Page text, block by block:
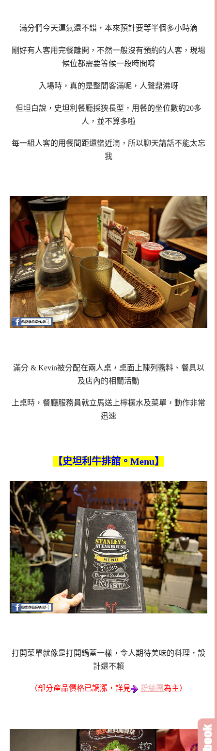
滿分們今天運氣還不錯，本來預計要等半個多小時滴
剛好有人客用完餐離開，不然一般沒有預約的人客，現場
候位都需要等候一段時間唷
入場時，真的是整間客滿呢，人聲鼎沸呀
但坦白說，史坦利餐廳採狹長型，用餐的坐位數約20多
人，並不算多啦
每一組人客的用餐間距還蠻近滴，所以聊天講話不能太忘
我
滿分 & Kevin被分配在兩人桌，桌面上陳列醬料、餐具以
及店內的相關活動
上桌時，餐廳服務員就立馬送上檸檬水及菜單，動作非常
迅速
【史坦利牛排館。Menu】
打開菜單就像是打開鍋蓋一樣，令人期待美味的料理，設
計還不賴
（部分產品價格已調漲，詳見 粉絲團為主）